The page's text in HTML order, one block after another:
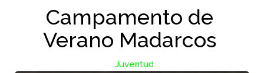
Campamento de
Verano Madarcos
Juventud